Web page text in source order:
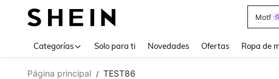
Motf
Categorías Solo para ti Novedades Ofertas Ropa de
Página principal / TEST86